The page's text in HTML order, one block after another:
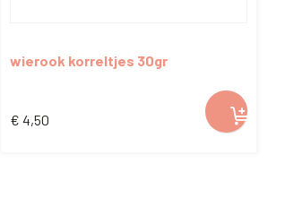
wierook korreltjes 30gr
€ 4,50